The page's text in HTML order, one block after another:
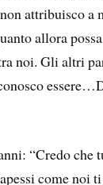
attribuisco a
allora
noi. Gli altri
“Credo che
come noi